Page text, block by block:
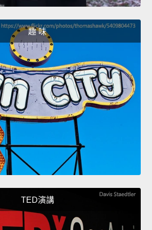
趣 味
TED演講